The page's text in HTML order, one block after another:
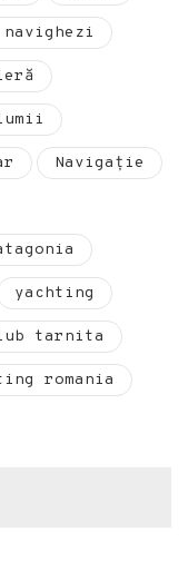
navighezi
Navigație
yachting
tarnita
romania